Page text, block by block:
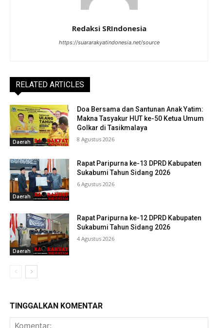
Redaksi SRIndonesia
https://suararakyatindonesia.net/source
RELATED ARTICLES
Daerah
Doa Bersama dan Santunan Anak Yatim:
Makna Tasyakur HUT ke-50 Ketua Umum
Golkar di Tasikmalaya
8 Agustus 2026
Daerah
Rapat Paripurna ke-13 DPRD Kabupaten
Sukabumi Tahun Sidang 2026
6 Agustus 2026
Daerah
Rapat Paripurna ke-12 DPRD Kabupaten
Sukabumi Tahun Sidang 2026
4 Agustus 2026
TINGGALKAN KOMENTAR